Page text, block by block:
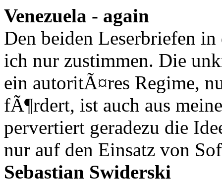
Venezuela - again
Den beiden Leserbriefen
ich nur zustimmen. Die
ein autoritÃ¤res Regime,
fÃ¶rdert, ist auch aus
pervertiert geradezu die
nur auf den Einsatz von
Sebastian Swiderski